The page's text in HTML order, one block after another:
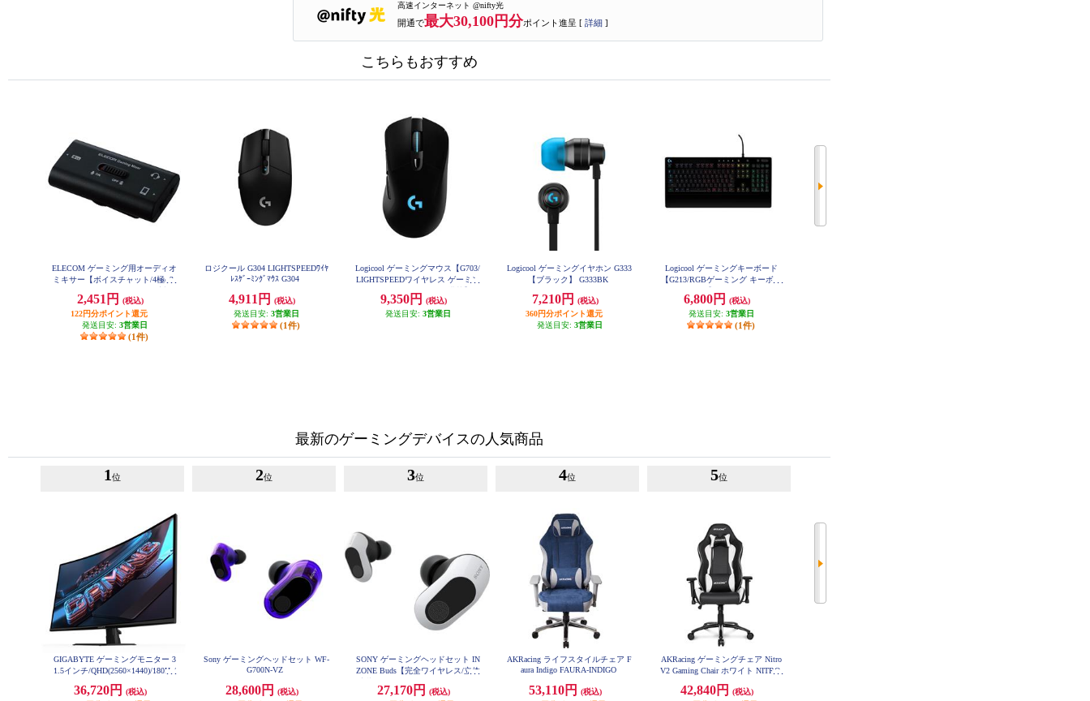
高速インターネット @nifty光
開通で最大30,100円分ポイント進呈 [ 詳細 ]
こちらもおすすめ
ELECOM ゲーミング用オーディオ
ミキサー【ボイスチャット/4極φ3.
ブラック】 HSAD-GMMA10BK
2,451円
(税込)
122円分ポイント還元
発送目安: 3営業日
(1件)
ロジクール G304 LIGHTSPEEDﾜｲﾔ
ﾚｽｹﾞｰﾐﾝｸﾞﾏｳｽ G304
4,911円
(税込)
発送目安: 3営業日
(1件)
Logicool ゲーミングマウス【G703/
LIGHTSPEEDワイヤレス ゲーミン
703H
9,350円
(税込)
発送目安: 3営業日
Logicool ゲーミングイヤホン G333
【ブラック】 G333BK
7,210円
(税込)
360円分ポイント還元
発送目安: 3営業日
Logicool ゲーミングキーボード
【G213/RGBゲーミング キーボー
6,800円
(税込)
発送目安: 3営業日
(1件)
最新のゲーミングデバイスの人気商品
1 位
GIGABYTE ゲーミングモニター 3
1.5インチ/QHD(2560×1440)/180Hz/
36,720円
(税込)
2位
Sony ゲーミングヘッドセット WF-
G700N-VZ
28,600円
(税込)
3位
SONY ゲーミングヘッドセット IN
ZONE Buds【完全ワイヤレス/立体
ヤレス接続/低遅延2.4Ghz/急速充電
27,170円
(税込)
4位
AKRacing ライフスタイルチェア F
aura Indigo FAURA-INDIGO
53,110円
(税込)
5位
AKRacing ゲーミングチェア Nitro
V2 Gaming Chair ホワイト NITRO-
42,840円
(税込)